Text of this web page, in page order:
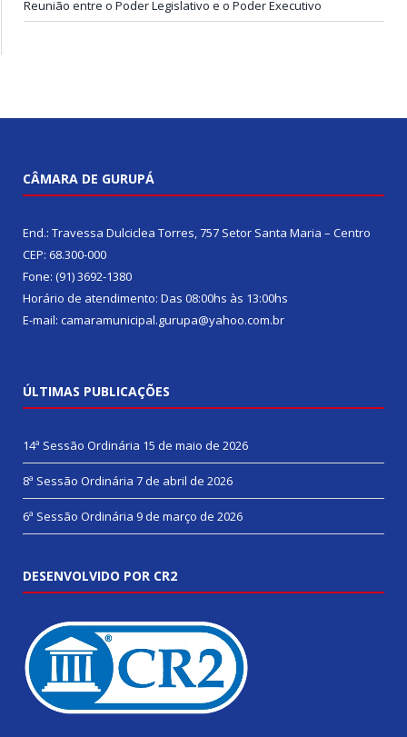
Reunião entre o Poder Legislativo e o Poder Executivo
CÂMARA DE GURUPÁ
End.: Travessa Dulciclea Torres, 757 Setor Santa Maria – Centro
CEP: 68.300-000
Fone: (91) 3692-1380
Horário de atendimento: Das 08:00hs às 13:00hs
E-mail: camaramunicipal.gurupa@yahoo.com.br
ÚLTIMAS PUBLICAÇÕES
14ª Sessão Ordinária 15 de maio de 2026
8ª Sessão Ordinária 7 de abril de 2026
6ª Sessão Ordinária 9 de março de 2026
DESENVOLVIDO POR CR2